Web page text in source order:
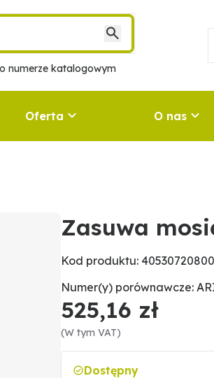
numerze katalogowym
Oferta O nas
Zasuwa
Kod produktu:
Numer(y) porównawcze:
525,16 zł
(W tym VAT)
Dostępny